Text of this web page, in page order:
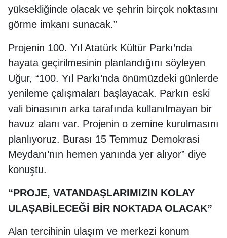
yüksekliğinde olacak ve şehrin birçok noktasını
görme imkanı sunacak.”
Projenin 100. Yıl Atatürk Kültür Parkı’nda
hayata geçirilmesinin planlandığını söyleyen
Uğur, “100. Yıl Parkı’nda önümüzdeki günlerde
yenileme çalışmaları başlayacak. Parkın eski
vali binasının arka tarafında kullanılmayan bir
havuz alanı var. Projenin o zemine kurulmasını
planlıyoruz. Burası 15 Temmuz Demokrasi
Meydanı’nın hemen yanında yer alıyor” diye
konuştu.
“PROJE, VATANDAŞLARIMIZIN KOLAY
ULAŞABİLECEĞİ BİR NOKTADA OLACAK”
Alan tercihinin ulaşım ve merkezi konum